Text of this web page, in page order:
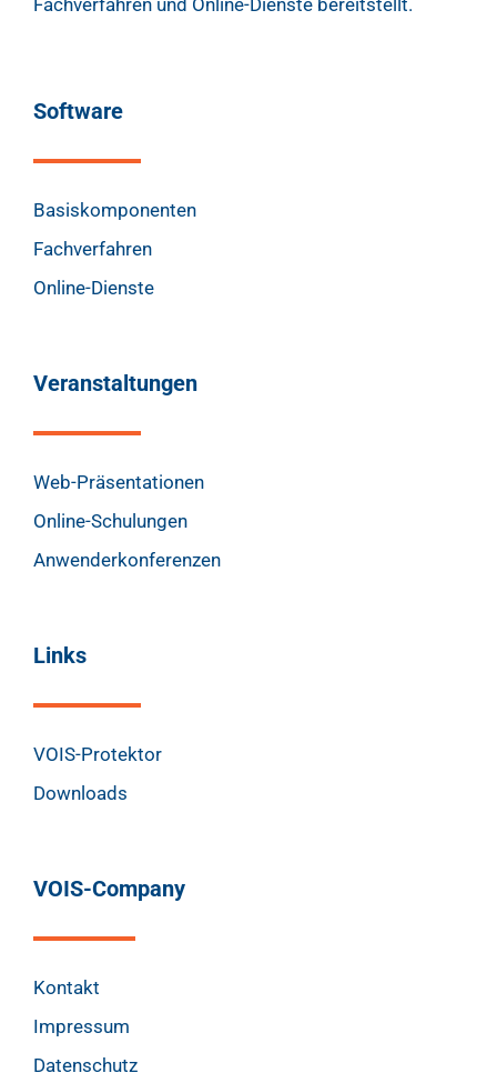
Fachverfahren und Online-Dienste bereitstellt.
Software
Basiskomponenten
Fachverfahren
Online-Dienste
Veranstaltungen
Web-Präsentationen
Online-Schulungen
Anwenderkonferenzen
Links
VOIS-Protektor
Downloads
VOIS-Company
Kontakt
Impressum
Datenschutz